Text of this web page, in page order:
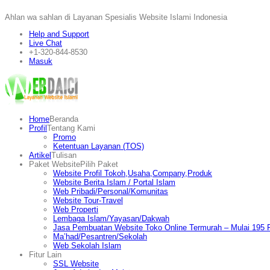
Ahlan wa sahlan di Layanan Spesialis Website Islami Indonesia
Help and Support
Live Chat
+1-320-844-8530
Masuk
HomeBeranda
Profil Tentang Kami
Promo
Ketentuan Layanan (TOS)
Artikel Tulisan
Paket WebsitePilih Paket
Website Profil Tokoh,Usaha,Company,Produk
Website Berita Islam / Portal Islam
Web Pribadi/Personal/Komunitas
Website Tour-Travel
Web Properti
Lembaga Islam/Yayasan/Dakwah
Jasa Pembuatan Website Toko Online Termurah – Mulai 195
Ma’had/Pesantren/Sekolah
Web Sekolah Islam
Fitur Lain
SSL Website